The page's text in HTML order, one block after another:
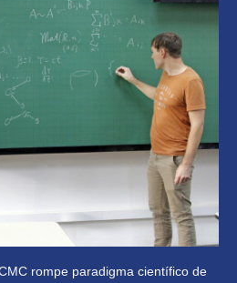
rompe paradigma científico de